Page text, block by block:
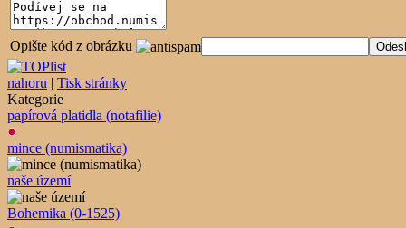
Opište kód z obrázku
nahoru | Tisk stránky
Kategorie
papírová platidla (notafilie)
mince (numismatika)
naše území
Bohemika (0-1525)